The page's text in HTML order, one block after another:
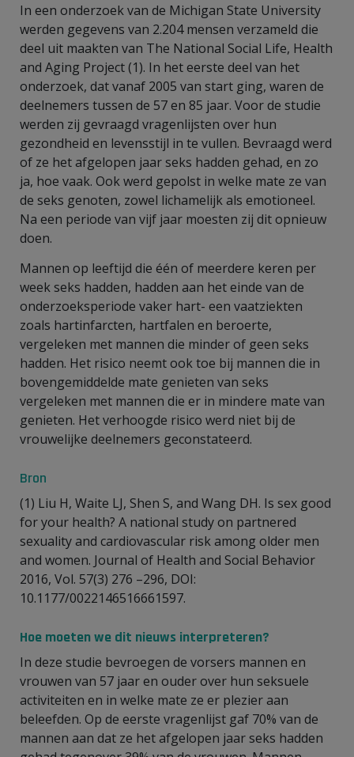
In een onderzoek van de Michigan State University
werden gegevens van 2.204 mensen verzameld die
deel uit maakten van The National Social Life, Health
and Aging Project (1). In het eerste deel van het
onderzoek, dat vanaf 2005 van start ging, waren de
deelnemers tussen de 57 en 85 jaar. Voor de studie
werden zij gevraagd vragenlijsten over hun
gezondheid en levensstijl in te vullen. Bevraagd werd
of ze het afgelopen jaar seks hadden gehad, en zo
ja, hoe vaak. Ook werd gepolst in welke mate ze van
de seks genoten, zowel lichamelijk als emotioneel.
Na een periode van vijf jaar moesten zij dit opnieuw
doen.
Mannen op leeftijd die één of meerdere keren per
week seks hadden, hadden aan het einde van de
onderzoeksperiode vaker hart- een vaatziekten
zoals hartinfarcten, hartfalen en beroerte,
vergeleken met mannen die minder of geen seks
hadden. Het risico neemt ook toe bij mannen die in
bovengemiddelde mate genieten van seks
vergeleken met mannen die er in mindere mate van
genieten. Het verhoogde risico werd niet bij de
vrouwelijke deelnemers geconstateerd.
Bron
(1) Liu H, Waite LJ, Shen S, and Wang DH. Is sex good
for your health? A national study on partnered
sexuality and cardiovascular risk among older men
and women. Journal of Health and Social Behavior
2016, Vol. 57(3) 276 –296, DOI:
10.1177/0022146516661597.
Hoe moeten we dit nieuws interpreteren?
In deze studie bevroegen de vorsers mannen en
vrouwen van 57 jaar en ouder over hun seksuele
activiteiten en in welke mate ze er plezier aan
beleefden. Op de eerste vragenlijst gaf 70% van de
mannen aan dat ze het afgelopen jaar seks hadden